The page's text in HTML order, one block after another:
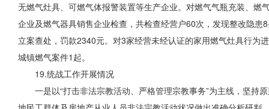
无燃气灶具、可燃气体报警装置等生产企业。对燃气气瓶充装、
企业及燃气器具销售企业检查，共检查经营户60次，发现整改隐患
立案查处，罚款2340元。对3家经营未经认证的家用燃气灶具行为
城镇燃气案件1起。
19.统战工作开展情况
一是以“打击非法宗教活动、严格管理宗教事务”为主线，坚